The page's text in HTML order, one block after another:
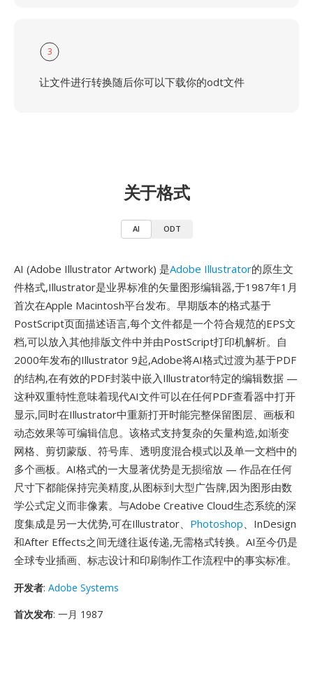
3
让文件进行转换随后你可以下载你的odt文件
关于格式
AI ODT
AI (Adobe Illustrator Artwork) 是Adobe Illustrator的原生文
件格式,Illustrator是业界标准的矢量图形编辑器,于1987年1月
首次在Apple Macintosh平台发布。早期版本的格式基于
PostScript页面描述语言,每个文件都是一个符合规范的EPS文
档,可以放入其他排版文件中并由PostScript打印机解析。自
2000年发布的Illustrator 9起,Adobe将AI格式过渡为基于PDF
的结构,在有效的PDF封装中嵌入Illustrator特定的编辑数据 —
这种双重特性意味着现代AI文件可以在任何PDF查看器中打开
显示,同时在Illustrator中重新打开时能完整保留图层、画板和
动态效果等可编辑信息。该格式支持复杂的矢量构造,如渐变
网格、剪切蒙版、符号库、透明度混合模式以及单一文档中的
多个画板。AI格式的一大显著优势是无损缩放 — 作品在任何
尺寸下都能保持完美精度,从图标到大型广告牌,因为图形由数
学公式定义而非像素。与Adobe Creative Cloud生态系统的深
度集成是另一大优势,可在Illustrator、 Photoshop、InDesign
和After Effects之间无缝往返传递,无需格式转换。AI至今仍是
全球专业插画、标志设计和印刷制作工作流程中的事实标准。
开发者: Adobe Systems
首次发布: 一月 1987